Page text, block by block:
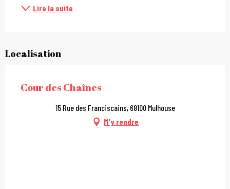
Lire la suite
Localisation
Cour des Chaînes
15 Rue des Franciscains, 68100 Mulhouse
M'y rendre